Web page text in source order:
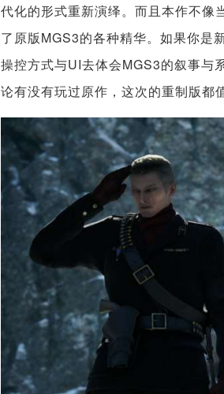
代化的形式重新演绎。而且本作不像
了原版MGS3的各种精华。如果你是
操控方式与UI去体会MGS3的叙事与
论有没有玩过原作，这次的重制版都